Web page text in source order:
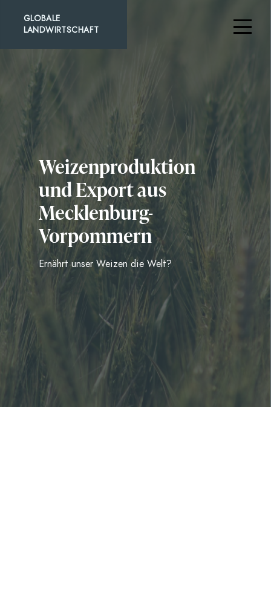
GLOBALE
LANDWIRTSCHAFT
Weizenproduktion
und Export aus
Mecklenburg-
Vorpommern
Ernährt unser Weizen die Welt?